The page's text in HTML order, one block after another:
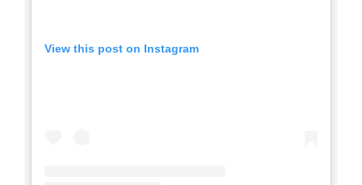
View this post on Instagram